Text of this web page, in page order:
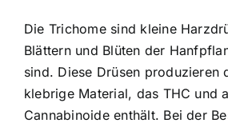
Die Trichome sind kleine
Blättern und Blüten der
sind. Diese Drüsen produzieren
klebrige Material, das THC und
Cannabinoide enthält. Bei der